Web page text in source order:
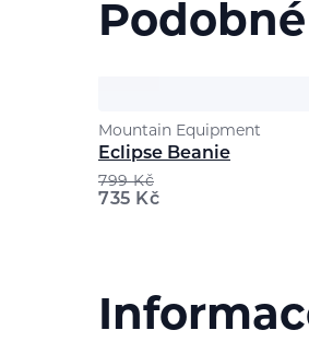
Mountain Equipment
Eclipse Beanie
799Kč
735 Kč